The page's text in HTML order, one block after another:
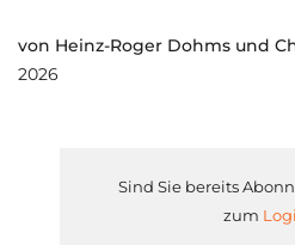
von Heinz-Roger Dohms und
2026
Sind Sie bereits
zum